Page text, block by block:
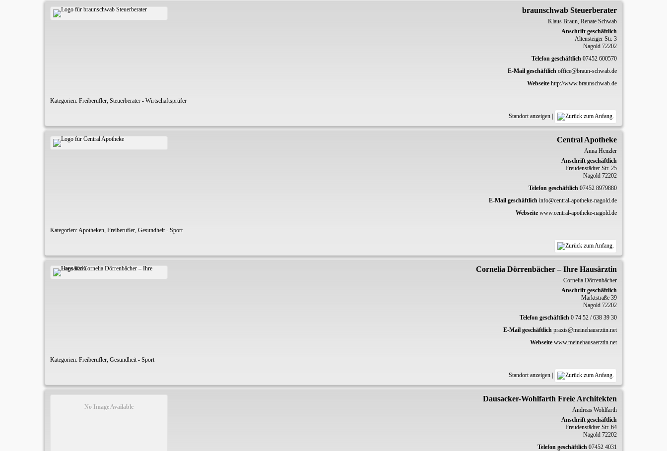
braunschwab Steuerberater
Klaus Braun, Renate Schwab
Anschrift geschäftlich
Altensteiger Str. 3
Nagold 72202
Telefon geschäftlich 07452 600570
E-Mail geschäftlich office@braun-schwab.de
Webseite http://www.braunschwab.de
Kategorien: Freiberufler, Steuerberater - Wirtschaftsprüfer
Standort anzeigen
Central Apotheke
Anna Henzler
Anschrift geschäftlich
Freudenstädter Str. 25
Nagold 72202
Telefon geschäftlich 07452 8979880
E-Mail geschäftlich info@central-apotheke-nagold.de
Webseite www.central-apotheke-nagold.de
Kategorien:Apotheken, Freiberufler, Gesundheit - Sport
Cornelia Dörrenbächer – Ihre Hausärztin
Cornelia Dörrenbächer
Anschrift geschäftlich
Marktstraße 39
Nagold 72202
Telefon geschäftlich 0 74 52 / 638 39 30
E-Mail geschäftlich praxis@meinehausrztin.net
Webseite www.meinehausaerztin.net
Kategorien: Freiberufler, Gesundheit - Sport
Standort anzeigen
No Image Available
Dausacker-Wohlfarth Freie Architekten
Andreas Wohlfarth
Anschrift geschäftlich
Freudenstädter Str. 64
Nagold 72202
Telefon geschäftlich 07452 4031